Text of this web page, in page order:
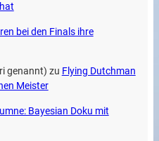
bei den Finals ihre
genannt) zu Flying Dutchman
Meister
Bayesian Doku mit